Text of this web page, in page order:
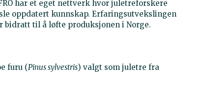
har et eget nettverk hvor juletreforskere
oppdatert kunnskap. Erfaringsutvekslingen
bidratt til å løfte produksjonen i Norge.
furu (Pinus sylvestris) valgt som juletre fra